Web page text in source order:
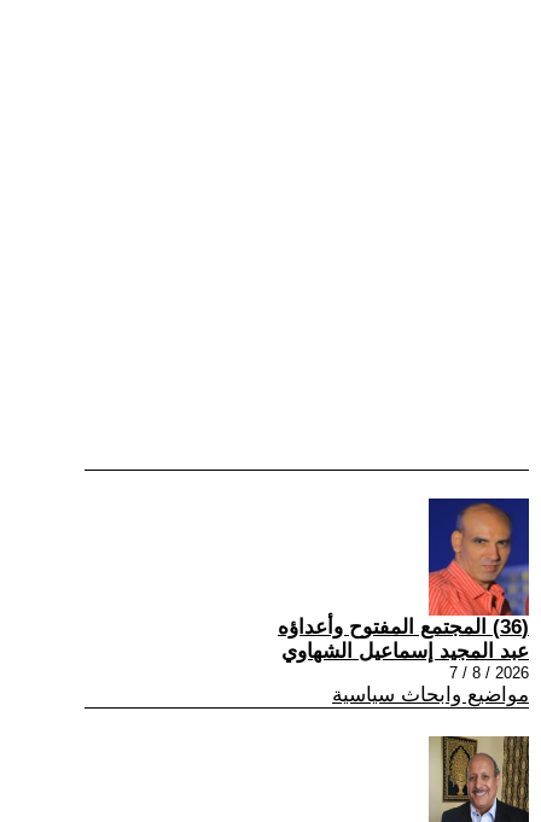
(36) المجتمع المفتوح وأعداؤه
عبد المجيد إسماعيل الشهاوي
2026 / 8 / 7
مواضيع وابحاث سياسية